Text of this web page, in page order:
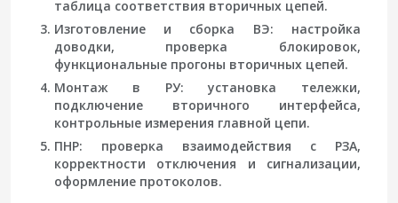
таблица соответствия вторичных цепей.
Изготовление и сборка ВЭ: настройка
доводки, проверка блокировок,
функциональные прогоны вторичных цепей.
Монтаж в РУ: установка тележки,
подключение вторичного интерфейса,
контрольные измерения главной цепи.
ПНР: проверка взаимодействия с РЗА,
корректности отключения и сигнализации,
оформление протоколов.